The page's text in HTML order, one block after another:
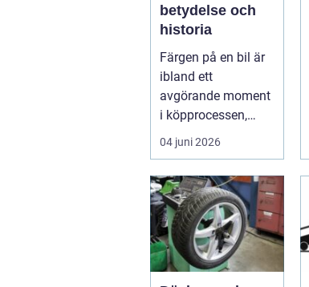
betydelse och
historia
Färgen på en bil är
ibland ett
avgörande moment
i köpprocessen,
men det ha...
04 juni 2026